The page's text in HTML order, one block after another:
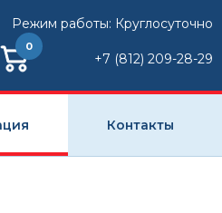
Режим работы: Круглосуточно
0
+7 (812) 209-28-29
Контакты